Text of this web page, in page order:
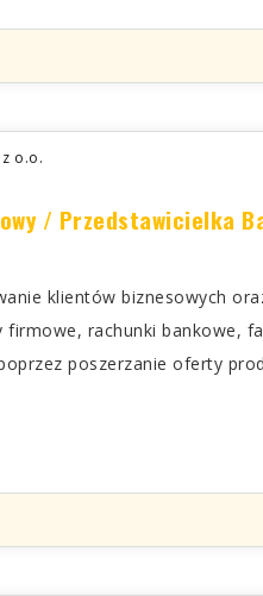
z o.o.
/ Przedstawicielka
klientów biznesowych
firmowe, rachunki bankowe,
poszerzanie oferty